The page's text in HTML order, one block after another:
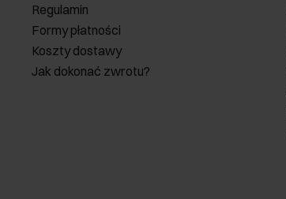
Regulamin
Formy płatności
Koszty dostawy
Jak dokonać zwrotu?